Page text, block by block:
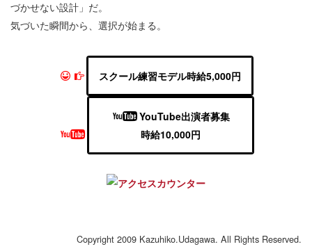
づかせない設計」だ。
気づいた瞬間から、選択が始まる。
スクール練習モデル時給5,000円
YouTube出演者募集
時給10,000円
Copyright 2009 Kazuhiko.Udagawa. All Rights Reserved.